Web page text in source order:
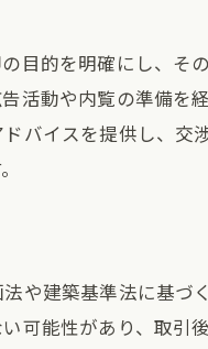
目的を明確にし、そ
活動や内覧の準備を
バイスを提供し、交
や建築基準法に基づ
可能性があり、取引